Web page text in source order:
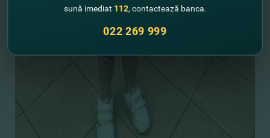
sună imediat 112, contactează banca.
022 269 999